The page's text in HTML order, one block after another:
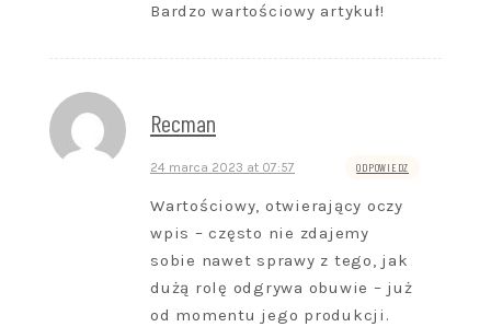
Bardzo wartościowy artykuł!
Recman
24 marca 2023 at 07:57 ODPOWIEDZ
Wartościowy, otwierający oczy
wpis – często nie zdajemy
sobie nawet sprawy z tego, jak
dużą rolę odgrywa obuwie – już
od momentu jego produkcji.